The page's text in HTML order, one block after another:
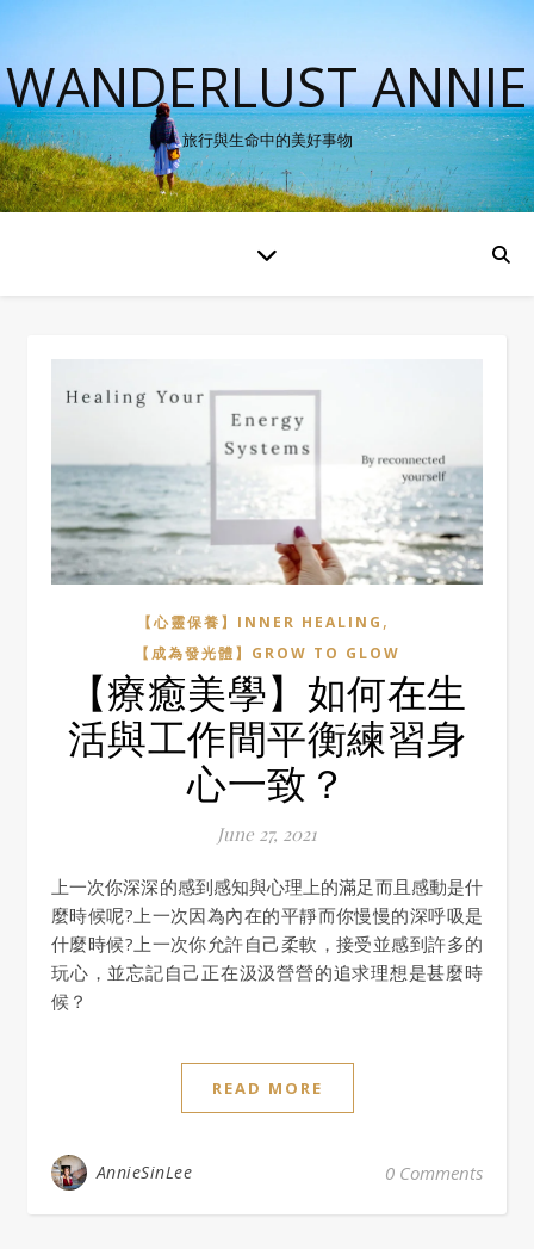
WANDERLUST ANNIE
旅行與生命中的美好事物
【心靈保養】INNER HEALING ,
【成為發光體】GROW TO GLOW
【療癒美學】如何在生
活與工作間平衡練習身
心一致？
June 27, 2021
上一次你深深的感到感知與心理上的滿足而且感動是什
麼時候呢?上一次因為內在的平靜而你慢慢的深呼吸是
什麼時候?上一次你允許自己柔軟，接受並感到許多的
玩心，並忘記自己正在汲汲營營的追求理想是甚麼時
候？
READ MORE
AnnieSinLee 0 Comments